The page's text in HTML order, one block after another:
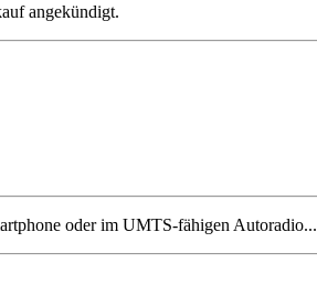
angekündigt.
oder im UMTS-fähigen Autoradio...